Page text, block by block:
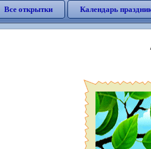
Все открытки Календарь